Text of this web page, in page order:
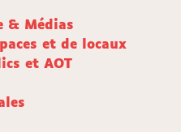
& Médias
et de locaux
et AOT